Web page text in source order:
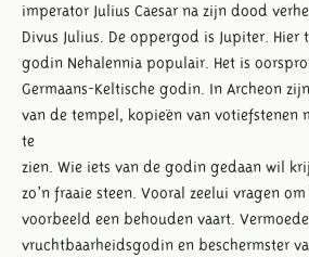
imperator Julius Caesar na zijn dood
Divus Julius. De oppergod is Jupiter. Hier
godin Nehalennia populair. Het is
Germaans-Keltische godin. In Archeon
van de tempel, kopieën van votiefstenen
te
zien. Wie iets van de godin gedaan wil
zo’n fraaie steen. Vooral zeelui vragen
voorbeeld een behouden vaart.
vruchtbaarheidsgodin en beschermster